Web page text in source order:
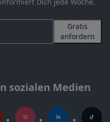
Gratis
anfordern
sozialen Medien